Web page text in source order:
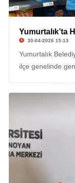
Yumurtalık’ta
30-04-2026 15:13
Yumurtalık
ilçe genelinde